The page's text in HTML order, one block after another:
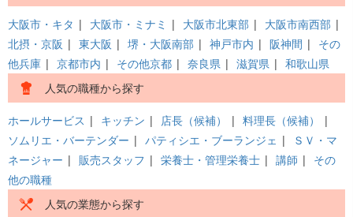
大阪市・キタ | 大阪市・ミナミ | 大阪市北東部 | 大阪市南西部 |
北摂・京阪 | 東大阪 | 堺・大阪南部 | 神戸市内 | 阪神間 | その
他兵庫 | 京都市内 | その他京都 | 奈良県 | 滋賀県 | 和歌山県
人気の職種から探す
ホールサービス | キッチン | 店長（候補） | 料理長（候補）
|
ソムリエ・バーテンダー | パティシエ・ブーランジェ |
ＳＶ・マ
ネージャー | 販売スタッフ | 栄養士・管理栄養士 | 講師 | その
他の職種
人気の業態から探す